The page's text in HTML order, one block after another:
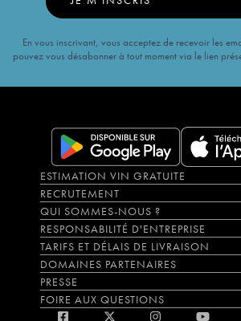
En vous inscrivant, vous acceptez de recevoir les
pouvez vous désabonner à tout moment via le lien
ESTIMATION VIN GRATUITE
RECRUTEMENT
QUI SOMMES-NOUS ?
RESPONSABILITÉ D'ENTREPRISE
TARIFS ET DÉLAIS DE LIVRAISON
DOMAINES PARTENAIRES
PRESSE
FOIRE AUX QUESTIONS